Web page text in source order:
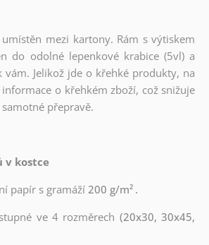
mezi kartony. Rám s výtiskem
do odolné lepenkové krabice (5vl) a
vám. Jelikož jde o křehké produkty, na
o křehkém zboží, což snižuje
přepravě.
v kostce
papír s gramáží200 g/m² .
ve 4 rozměrech (20x30, 30x45,